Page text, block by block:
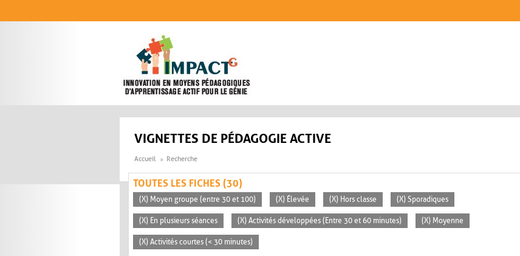
VIGNETTES DE PÉDAGOGIE ACTIVE
Accueil Recherche
TOUTES LES FICHES (30)
(X) Moyen groupe (entre 30 et 100) (X) Élevée (X) Hors classe (X) Sporadiques
(X) En plusieurs séances (X) Activités développées (Entre 30 et 60 minutes) (X) Moyenne
(X) Activités courtes (< 30 minutes)